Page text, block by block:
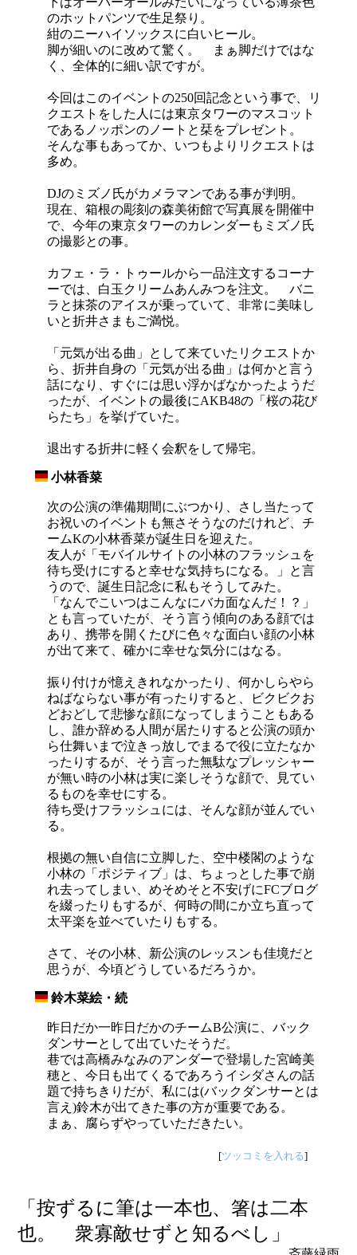
のホットパンツで生足祭り。
紺のニーハイソックスに白いヒール。
脚が細いのに改めて驚く。 まぁ脚だけではな
く、全体的に細い訳ですが。
今回はこのイベントの250回記念という事で、リ
クエストをした人には東京タワーのマスコット
であるノッポンのノートと栞をプレゼント。
そんな事もあってか、いつもよりリクエストは
多め。
DJのミズノ氏がカメラマンである事が判明。
現在、箱根の彫刻の森美術館で写真展を開催中
で、今年の東京タワーのカレンダーもミズノ氏
の撮影との事。
カフェ・ラ・トゥールから一品注文するコーナ
ーでは、白玉クリームあんみつを注文。 バニ
ラと抹茶のアイスが乗っていて、非常に美味し
いと折井さまもご満悦。
「元気が出る曲」として来ていたリクエストか
ら、折井自身の「元気が出る曲」は何かと言う
話になり、すぐには思い浮かばなかったようだ
ったが、イベントの最後にAKB48の「桜の花び
らたち」を挙げていた。
退出する折井に軽く会釈をして帰宅。
小林香菜
次の公演の準備期間にぶつかり、さし当たって
お祝いのイベントも無さそうなのだけれど、チ
ームKの小林香菜が誕生日を迎えた。
友人が「モバイルサイトの小林のフラッシュを
待ち受けにすると幸せな気持ちになる。」と言
うので、誕生日記念に私もそうしてみた。
「なんでこいつはこんなにバカ面なんだ！？」
とも言っていたが、そう言う傾向のある顔では
あり、携帯を開くたびに色々な面白い顔の小林
が出て来て、確かに幸せな気分にはなる。
振り付けが憶えきれなかったり、何かしらやら
ねばならない事が有ったりすると、ビクビクお
どおどして悲惨な顔になってしまうこともある
し、誰か辞める人間が居たりすると公演の頭か
ら仕舞いまで泣きっ放しでまるで役に立たなか
ったりするが、そう言った無駄なプレッシャー
が無い時の小林は実に楽しそうな顔で、見てい
るものを幸せにする。
待ち受けフラッシュには、そんな顔が並んでい
る。
根拠の無い自信に立脚した、空中楼閣のような
小林の「ポジティブ」は、ちょっとした事で崩
れ去ってしまい、めそめそと不安げにFCブログ
を綴ったりもするが、何時の間にか立ち直って
太平楽を並べていたりもする。
さて、その小林、新公演のレッスンも佳境だと
思うが、今頃どうしているだろうか。
鈴木菜絵・続
昨日だか一昨日だかのチームB公演に、バック
ダンサーとして出ていたそうだ。
巷では高橋みなみのアンダーで登場した宮崎美
穂と、今日も出てくるであろうイシダさんの話
題で持ちきりだが、私には(バックダンサーとは
言え)鈴木が出てきた事の方が重要である。
まぁ、腐らずやっていただきたい。
[ツッコミを入れる]
「按ずるに筆は一本也、箸は二本
也。 衆寡敵せずと知るべし」